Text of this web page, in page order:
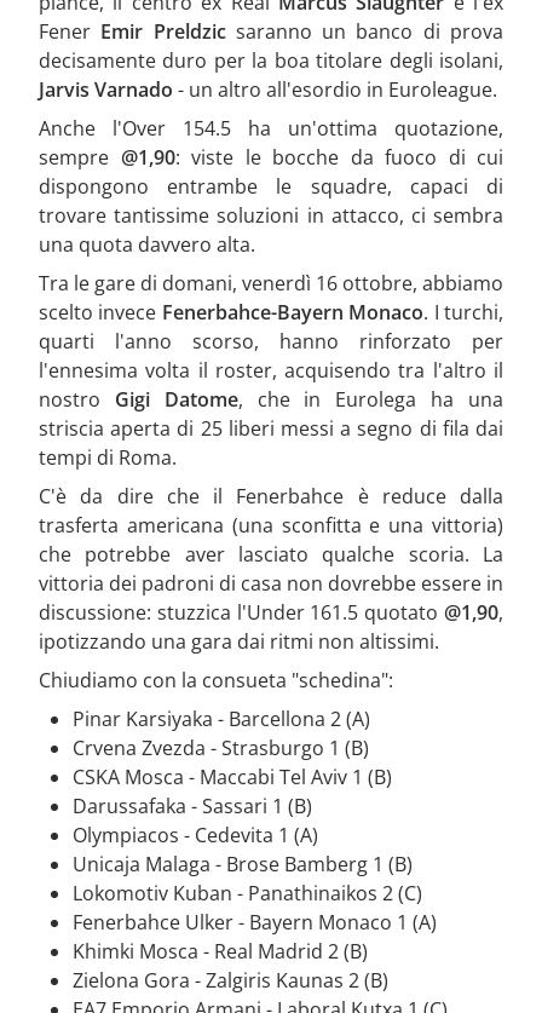
Fener Emir Preldzicsaranno un banco di prova
decisamente duro per la boa titolare degli isolani,
Jarvis Varnado - un altro all'esordio in Euroleague.
Anche l'Over 154.5 ha un'ottima quotazione,
sempre @1,90: viste le bocche da fuoco di cui
dispongono entrambe le squadre, capaci di
trovare tantissime soluzioni in attacco, ci sembra
una quota davvero alta.
Tra le gare di domani, venerdì 16 ottobre, abbiamo
scelto invece Fenerbahce-Bayern Monaco. I turchi,
quarti l'anno scorso, hanno rinforzato per
l'ennesima volta il roster, acquisendo tra l'altro il
nostro Gigi Datome, che in Eurolega ha una
striscia aperta di 25 liberi messi a segno di fila dai
tempi di Roma.
C'è da dire che il Fenerbahce è reduce dalla
trasferta americana (una sconfitta e una vittoria)
che potrebbe aver lasciato qualche scoria. La
vittoria dei padroni di casa non dovrebbe essere in
discussione: stuzzica l'Under 161.5 quotato @1,90,
ipotizzando una gara dai ritmi non altissimi.
Chiudiamo con la consueta "schedina":
Pinar Karsiyaka - Barcellona 2 (A)
Crvena Zvezda - Strasburgo 1 (B)
CSKA Mosca - Maccabi Tel Aviv 1 (B)
Darussafaka - Sassari 1 (B)
Olympiacos - Cedevita 1 (A)
Unicaja Malaga - Brose Bamberg 1 (B)
Lokomotiv Kuban - Panathinaikos 2 (C)
Fenerbahce Ulker - Bayern Monaco 1 (A)
Khimki Mosca - Real Madrid 2 (B)
Zielona Gora - Zalgiris Kaunas 2 (B)